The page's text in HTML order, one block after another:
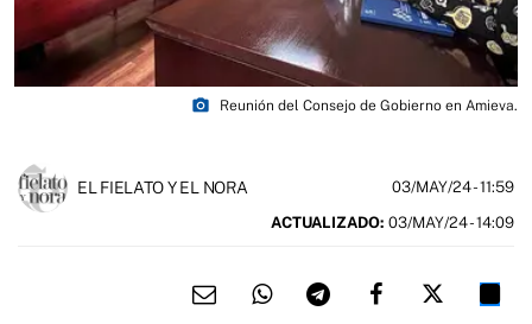
photo_camera Reunión del Consejo de Gobierno en Amieva.
EL FIELATO Y EL NORA 03/MAY/24- 11:59
ACTUALIZADO: 03/MAY/24 - 14:09